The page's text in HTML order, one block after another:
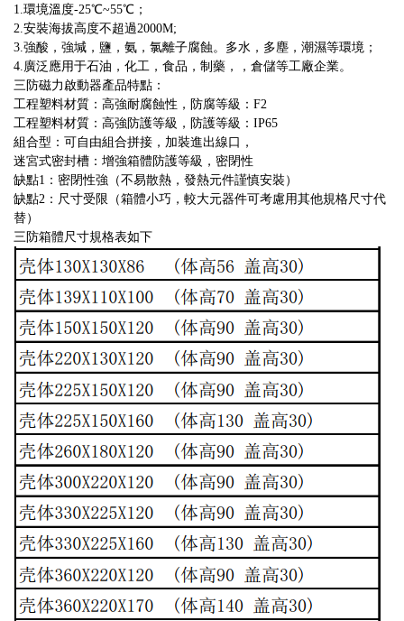
1.環境溫度-25℃~55℃；
2.安裝海拔高度不超過2000M;
3.強酸，強堿，鹽，氨，氯離子腐蝕。多水，多塵，潮濕等環境；
4.廣泛應用于石油，化工，食品，制藥，，倉儲等工廠企業。
三防磁力啟動器產品特點：
工程塑料材質：高強耐腐蝕性，防腐等級：F2
工程塑料材質：高強防護等級，防護等級：IP65
組合型：可自由組合拼接，加裝進出線口，
迷宮式密封槽：增強箱體防護等級，密閉性
缺點1：密閉性強（不易散熱，發熱元件謹慎安裝）
缺點2：尺寸受限（箱體小巧，較大元器件可考慮用其他規格尺寸代
替）
三防箱體尺寸規格表如下